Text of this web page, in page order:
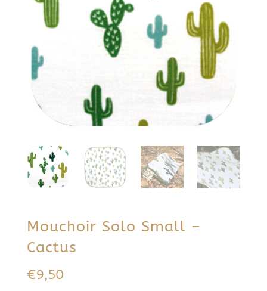
Mouchoir Solo Small –
Cactus
€9,50